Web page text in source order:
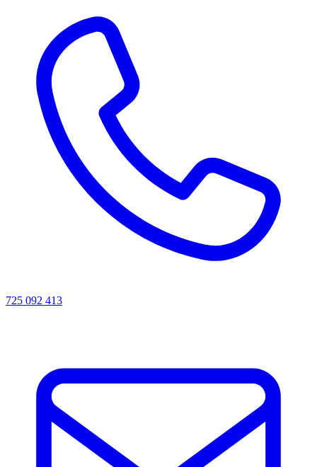
725 092 413